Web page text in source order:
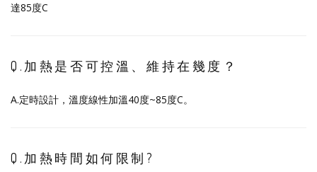
達85度C
Q.加熱是否可控溫、維持在幾度？
A.定時設計，溫度線性加溫40度~85度C。
Q.加熱時間如何限制?